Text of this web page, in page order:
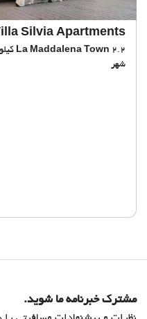
Silvia Apartments
La Maddalena Town
2.2
شهر
مشترک خبرنامه ما شوید.